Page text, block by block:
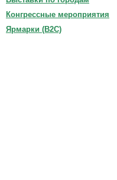
Конгрессные мероприятия
Ярмарки (B2C)